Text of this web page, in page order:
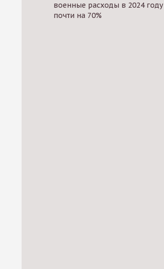
военные расходы в 2024 году
почти на 70%